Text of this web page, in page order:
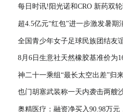
每日时讯!阳光诺和CRO 新药双
超4.5亿元“红包”进一步激发暑期
全国青少年女子足球民族团结友
8月6日生意社天然橡胶基准价为
神二十一乘组“最长太空出差”归
也门胡塞武装称一天内袭击两艘
奥精医疗：融资净买入90.98万